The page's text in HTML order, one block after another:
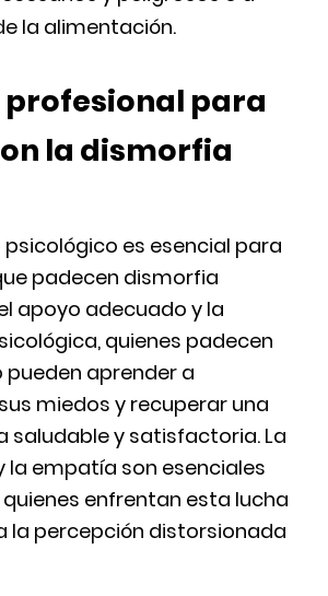
la alimentación.
para
la dismorfia
es esencial para
padecen dismorfia
apoyo adecuado y la
quienes padecen
aprender a
miedos y recuperar una
saludable y satisfactoria. La
la empatía son esenciales
enfrentan esta lucha
la percepción distorsionada